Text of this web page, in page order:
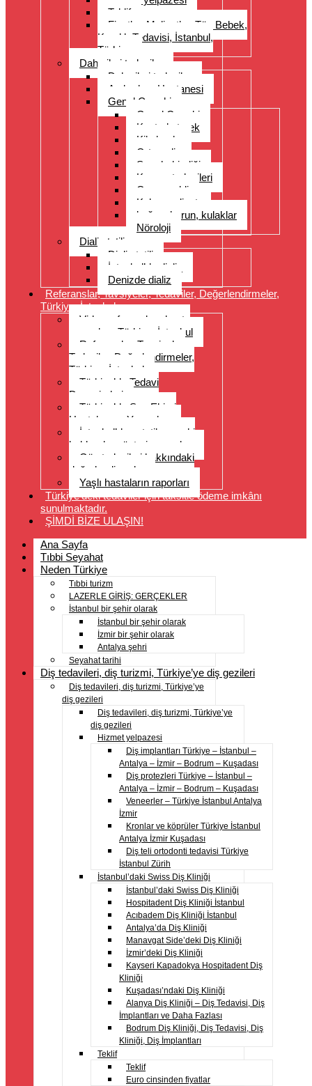
Teklif
Fiyatlar, Maliyetler, Tüp Bebek,
Kısırlık Tedavisi, İstanbul,
Türkiye
Daha ileri tedaviler
Daha ileri tedaviler
Acıbadem Hastanesi
Genel Cerrahi
Genel Cerrahi
Kontrol etmek
Kilo kaybı
Ortopedi
Spor hekimliği
Kanser tedavileri
Organ nakli
Kalp ameliyatı
boğaz, burun, kulaklar
Nöroloji
Dializ tatili
Dializ tatili
İstanbul’da dializ
Denizde dializ
Referanslar, Tavsiyeler, Tedaviler, Değerlendirmeler,
Türkiye, İstanbul
Video referansları, hasta
yorumları, Türkiye, İstanbul
Referanslar, Tavsiyeler,
Tedaviler, Değerlendirmeler,
Türkiye, İstanbul
Türkiye’de Tedavi
Deneyimleri
Türkiye’de Saç Ekimi
Hastalarının Yorumları
İstanbul’da estetik cerrahi
hakkında müşteri yorumları
Göz tedavileri hakkındaki
değerlendirmeler
Yaşlı hastaların raporları
Türkiye’deki tedaviler için taksitle ödeme imkânı
sunulmaktadır.
ŞİMDİ BİZE ULAŞIN!
Ana Sayfa
Tıbbi Seyahat
Neden Türkiye
Tıbbi turizm
LAZERLE GİRİŞ: GERÇEKLER
İstanbul bir şehir olarak
İstanbul bir şehir olarak
İzmir bir şehir olarak
Antalya şehri
Seyahat tarihi
Diş tedavileri, diş turizmi, Türkiye’ye diş gezileri
Diş tedavileri, diş turizmi, Türkiye’ye
diş gezileri
Diş tedavileri, diş turizmi, Türkiye’ye
diş gezileri
Hizmet yelpazesi
Diş implantları Türkiye – İstanbul –
Antalya – İzmir – Bodrum – Kuşadası
Diş protezleri Türkiye – İstanbul –
Antalya – İzmir – Bodrum – Kuşadası
Veneerler – Türkiye İstanbul Antalya
İzmir
Kronlar ve köprüler Türkiye İstanbul
Antalya İzmir Kuşadası
Diş teli ortodonti tedavisi Türkiye
İstanbul Zürih
İstanbul’daki Swiss Diş Kliniği
İstanbul’daki Swiss Diş Kliniği
Hospitadent Diş Kliniği İstanbul
Acıbadem Diş Kliniği İstanbul
Antalya’da Diş Kliniği
Manavgat Side’deki Diş Kliniği
İzmir’deki Diş Kliniği
Kayseri Kapadokya Hospitadent Diş
Kliniği
Kuşadası’ndaki Diş Kliniği
Alanya Diş Kliniği – Diş Tedavisi, Diş
İmplantları ve Daha Fazlası
Bodrum Diş Kliniği, Diş Tedavisi, Diş
Kliniği, Diş İmplantları
Teklif
Teklif
Euro cinsinden fiyatlar